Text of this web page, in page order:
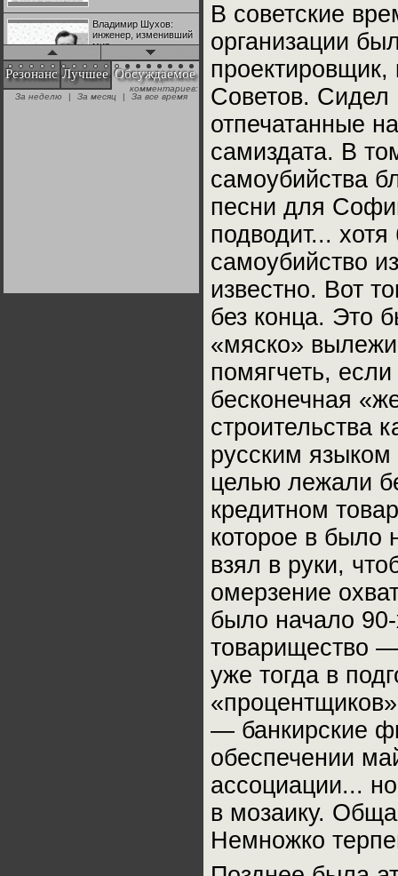
Владимир Шухов:
инженер, изменивший
мир
"Аркадий Коц" на
эгалите-фесте "Не
Резонанс Лучшее Обсуждаемое
комментариев:
За неделю
| За месяц | За все время
В советские
организации
проектировщик,
Советов. Сидел
отпечатанные
самиздата. В
самоубийства
песни для
подводит...
самоубийство
известно. Вот
без конца. Это
«мяско»
помягчеть,
бесконечная
строительства
русским
целью лежали
кредитном
которое в было
взял в руки,
омерзение
было начало
товарищество —
уже тогда в
— банкирские
обеспечении
ассоциации...
в мозаику.
Немножко